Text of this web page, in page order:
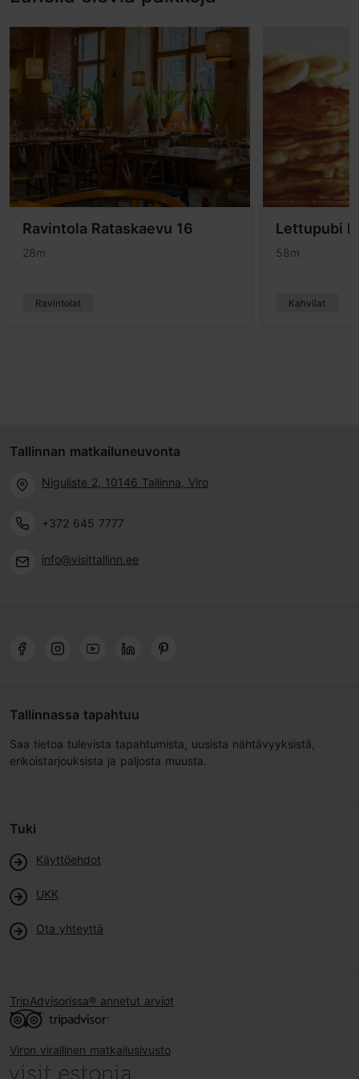
Ravintola Rataskaevu 16
28m
Ravintolat
Lettupubi
58m
Kahvilat
Tallinnan matkailuneuvonta
Niguliste 2, 10146 Tallinna, Viro
+372 645 7777
info@visittallinn.ee
Tallinnassa tapahtuu
Saa tietoa tulevista tapahtumista, uusista nähtävyyksistä,
erikoistarjouksista ja paljosta muusta.
Tuki
Käyttöehdot
UKK
Ota yhteyttä
TripAdvisorissa® annetut arviot
Viron virallinen matkailusivusto